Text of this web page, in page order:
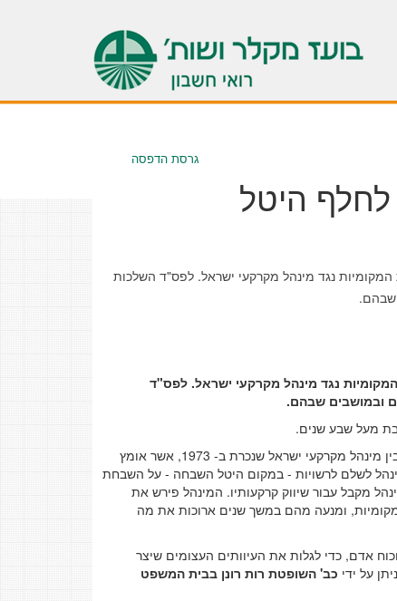
גרסת הדפסה
היטל
(חלקי) בתביעת הרשויות המקומיות נגד מינהל מקרקעי ישראל. לפס"ד השלכות
שבהם.
בתביעת הרשויות המקומיות נגד מינהל מקרקעי ישראל. לפס"ד
ובמושבים שבהם.
מעל שבע שנים.
התביעה עסקה ביישום הבלתי נכון והבלתי צודק של ההסכם שבין הרשויות המקומיות לבין מינהל מקרקעי ישראל שנכרת ב- 1973, אשר אומץ
בשנת 1981. ההסכם קבע, כי על המינהל לשלם לרשויות - במקום היטל השבחה - על השבחת
מקבל עבור שיווק קרקעותיו. המינהל פירש את
ומנעה מהם במשך שנים ארוכות את מה
אדם, כדי לגלות את העיוותים העצומים שיצר
על ידי כב' השופטת רות רונן בבית המשפט